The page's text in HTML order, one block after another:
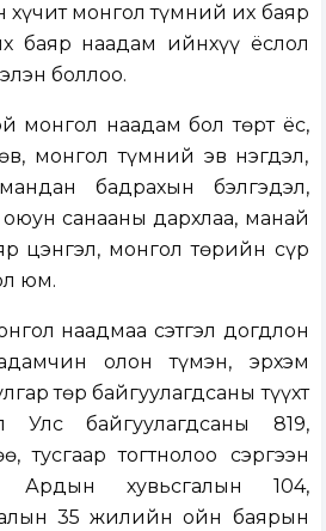
хүчит монгол түмний их баяр
баяр наадам ийнхүү ёслол
боллоо.
монгол наадам бол төрт ёс,
монгол түмний эв нэгдэл,
бадрахын бэлгэдэл,
санааны дархлаа, манай
цэнгэл, монгол төрийн сүр
юм.
наадмаа сэтгэл догдлон
олон түмэн, эрхэм
төр байгуулагдсаны түүхт
байгуулагдсаны 819,
тусгаар тогтнолоо сэргээн
Ардын хувьсгалын 104,
35 жилийн ойн баярын